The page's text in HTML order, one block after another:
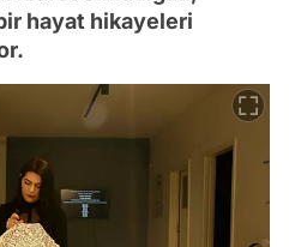
hayat hikayeleri